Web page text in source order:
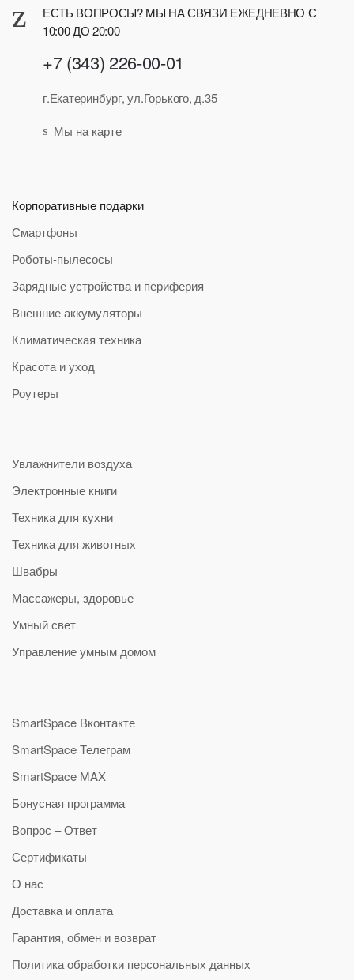
ЕСТЬ ВОПРОСЫ? МЫ НА СВЯЗИ ЕЖЕДНЕВНО С
10:00 ДО 20:00
+7 (343) 226-00-01
г.Екатеринбург, ул.Горького, д.35
Мы на карте
Корпоративные подарки
Смартфоны
Роботы-пылесосы
Зарядные устройства и периферия
Внешние аккумуляторы
Климатическая техника
Красота и уход
Роутеры
Увлажнители воздуха
Электронные книги
Техника для кухни
Техника для животных
Швабры
Массажеры, здоровье
Умный свет
Управление умным домом
SmartSpace Вконтакте
SmartSpace Телеграм
SmartSpace MAX
Бонусная программа
Вопрос – Ответ
Сертификаты
О нас
Доставка и оплата
Гарантия, обмен и возврат
Политика обработки персональных данных